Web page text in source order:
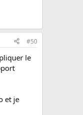
#50
le
et je